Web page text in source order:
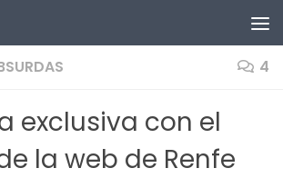
4
exclusiva con el
la web de Renfe